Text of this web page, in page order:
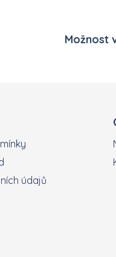
Možnost
údajů